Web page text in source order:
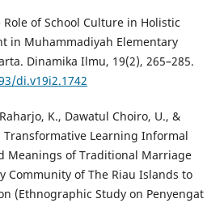
Role of School Culture in Holistic
in Muhammadiyah Elementary
Dinamika Ilmu, 19(2), 265–285.
di.v19i2.1742
K., Dawatul Choiro, U., &
Transformative Learning Informal
Meanings of Traditional Marriage
Community of The Riau Islands to
(Ethnographic Study on Penyengat